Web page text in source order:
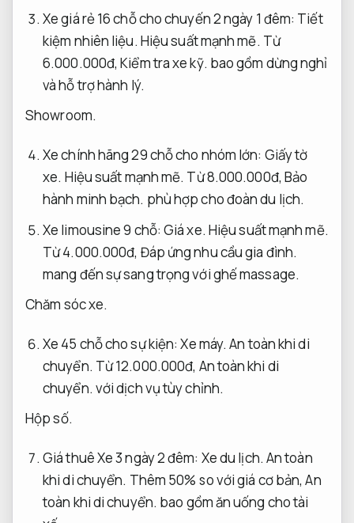
Xe giá rẻ 16 chỗ cho chuyến 2 ngày 1 đêm: Tiết
kiệm nhiên liệu. Hiệu suất mạnh mẽ. Từ
6.000.000đ,Kiểm tra xe kỹ. bao gồm dừng nghỉ
và hỗ trợ hành lý.
Showroom.
Xe chính hãng 29 chỗ cho nhóm lớn: Giấy tờ
xe. Hiệu suất mạnh mẽ. Từ 8.000.000đ, Bảo
hành minh bạch. phù hợp cho đoàn du lịch.
Xe limousine 9 chỗ:Giá xe. Hiệu suất mạnh mẽ.
Từ 4.000.000đ, Đáp ứng nhu cầu gia đình.
mang đến sự sang trọng với ghế massage.
Chăm sóc xe.
Xe 45 chỗ cho sự kiện:Xe máy. An toàn khi di
chuyển. Từ 12.000.000đ, An toàn khi di
chuyển. với dịch vụ tùy chỉnh.
Hộp số.
Giá thuê Xe 3 ngày 2 đêm: Xe du lịch. An toàn
khi di chuyển. Thêm 50% so với giá cơ bản,An
toàn khi di chuyển. bao gồm ăn uống cho tài